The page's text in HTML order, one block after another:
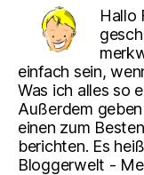
Hallo
einfach sein,
Was ich alles so
Außerdem
einen zum
berichten. Es
Bloggerwelt -